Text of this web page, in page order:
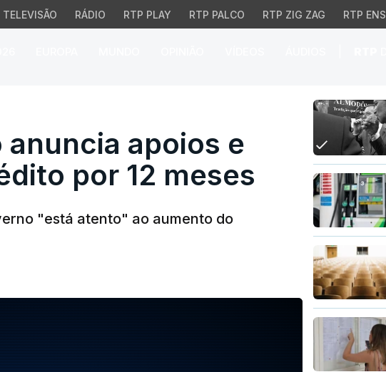
TELEVISÃO RÁDIO RTP PLAY RTP PALCO RTP ZIG ZAG RTP
apoios e moratórias
apoios e
por 12 meses
"está atento" ao aumento do